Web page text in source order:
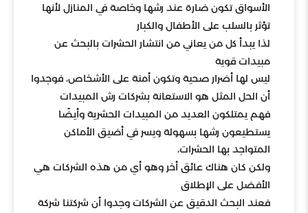
الأسواق تكون ضارة عند رشها وخاصة في المنازل لأنها
تؤثر بالسلب على الأطفال والكبار
لذا يبدأ كل من يعاني من انتشار الحشرات بالبحث عن
مبيدات قوية
ليس لها أضرار صحية وتكون أمنة على الأشخاص، فوجدوا
أن الحل المثل هو الاستعانة بشركات رش المبيدات
فهم يمتلكون العديد من المبيدات الحشرية وأيضًا
يستطيعون رشها بسهولة ويسر في أضيق الأماكن
المتواجد بها الحشرات،
ولكن كان هناك عائق أخر وهو أي من هذه الشركات هي
الأفضل على الإطلاق
فعند البحث الدقيق عن الشركات وجدوا أن شركتنا شركة